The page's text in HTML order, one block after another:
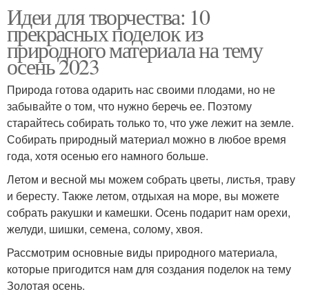
Идеи для творчества: 10
прекрасных поделок из
природного материала на тему
осень 2023
Природа готова одарить нас своими плодами, но не
забывайте о том, что нужно беречь ее. Поэтому
старайтесь собирать только то, что уже лежит на земле.
Собирать природный материал можно в любое время
года, хотя осенью его намного больше.
Летом и весной мы можем собрать цветы, листья, траву
и бересту. Также летом, отдыхая на море, вы можете
собрать ракушки и камешки. Осень подарит нам орехи,
желуди, шишки, семена, солому, хвоя.
Рассмотрим основные виды природного материала,
которые пригодится нам для создания поделок на тему
Золотая осень.